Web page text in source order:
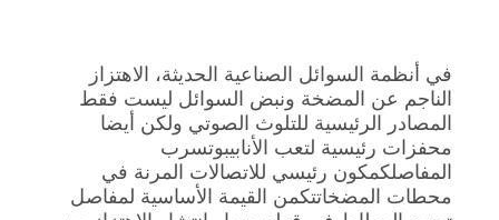
أخبار
اطلب
اقتباس
في أنظمة السوائل الصناعية الحديثة، الاهتزاز
الناجم عن المضخة ونبض السوائل ليست فقط
المصادر الرئيسية للتلوث الصوتي ولكن أيضا
محفزات رئيسية لتعب الأنابيبوتسرب
المفاصلكمكون رئيسي للاتصالات المرنة في
محطات المضخاتتكمن القيمة الأساسية لمفاصل